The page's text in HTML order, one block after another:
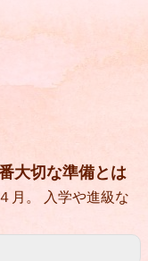
大切な準備とは
月。 入学や進級な